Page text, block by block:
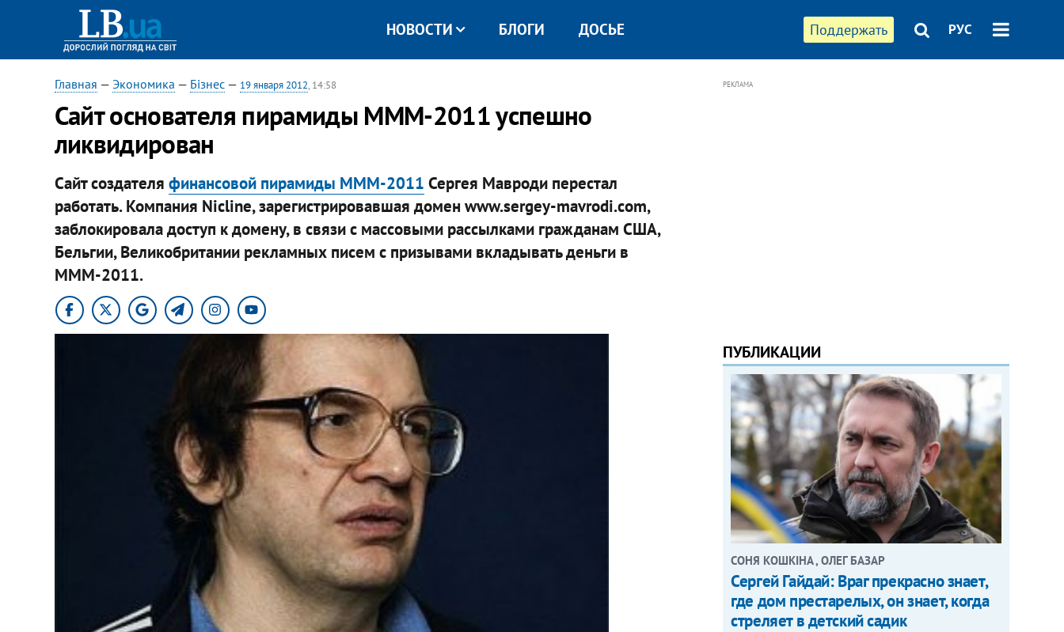
Поддержать РУС
НОВОСТИ БЛОГИ ДОСЬЕ
Главная — Экономика — Бізнес— 19 января 2012, 14:58
Cайт основателя пирамиды МММ-2011 успешно
ликвидирован
Сайт создателя финансовой пирамиды МММ-2011 Сергея Мавроди перестал
работать. Компания Nicline, зарегистрировавшая домен www.sergey-mavrodi.com,
заблокировала доступ к домену, в связи с массовыми рассылками гражданам США,
Бельгии, Великобритании рекламных писем с призывами вкладывать деньги в
МММ-2011.
РЕКЛАМА
ПУБЛИКАЦИИ
СОНЯ КОШКІНА , ОЛЕГ БАЗАР
Сергей Гайдай: Враг прекрасно знает,
где дом престарелых, он знает, когда
стреляет в детский садик